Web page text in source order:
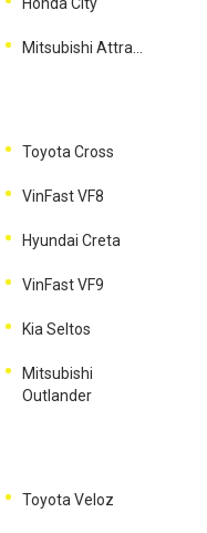
Toyota Cross
VinFast VF8
Hyundai Creta
VinFast VF9
Kia Seltos
Mitsubishi
Outlander
Toyota Veloz